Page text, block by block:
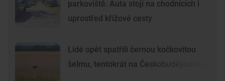
parkoviště. Auta stojí na chodnících i
uprostřed křížové cesty
Lidé opět spatřili černou kočkovitou
šelmu, tentokrát na Českobudějovicku